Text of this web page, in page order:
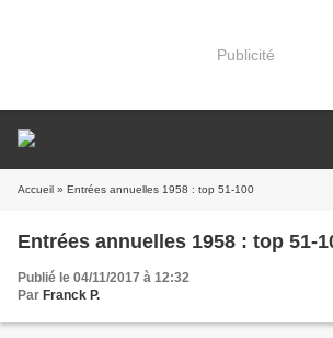
Publicité
Accueil » Entrées annuelles 1958 : top 51-100
Entrées annuelles 1958 : top 51-
Publié le 04/11/2017 à 12:32
Par Franck P.